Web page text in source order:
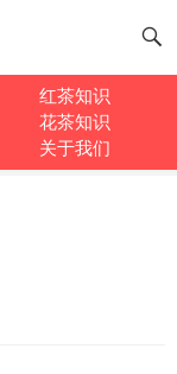
红茶知识
花茶知识
关于我们